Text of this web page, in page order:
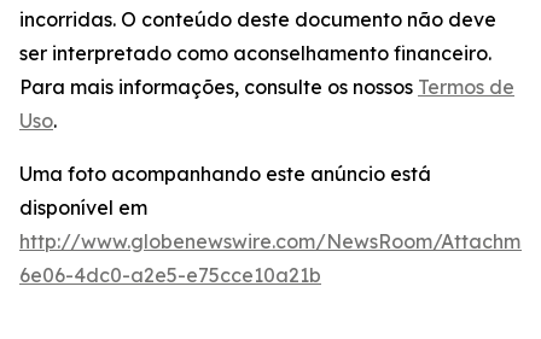
incorridas. O conteúdo deste documento não deve
ser interpretado como aconselhamento financeiro.
Para mais informações, consulte os nossos Termos de
Uso.
Uma foto acompanhando este anúncio está
disponível em
http://www.globenewswire.com/NewsRoom/
6e06-4dc0-a2e5-e75cce10a21b